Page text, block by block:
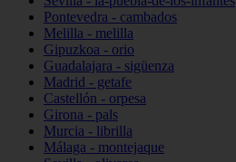
Pontevedra - cambados
Melilla - melilla
Gipuzkoa - orio
Guadalajara - sigüenza
Madrid - getafe
Castellón - orpesa
Girona - pals
Murcia - librilla
Málaga - montejaque